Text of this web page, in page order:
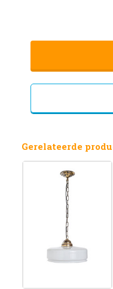
Gerelateerde